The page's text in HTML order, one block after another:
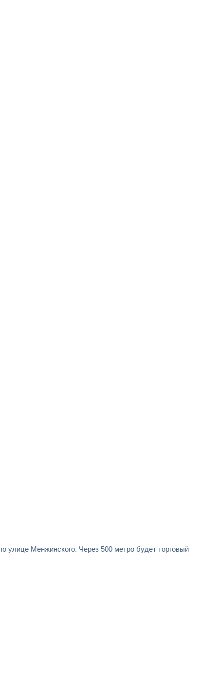
улице Менжинского. Через 500 метро будет торговый